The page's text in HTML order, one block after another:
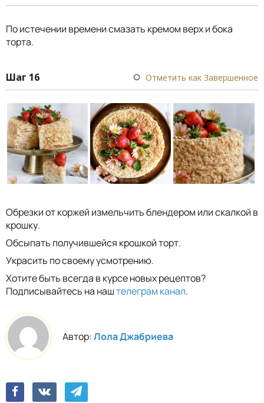
По истечении времени смазать кремом верх и бока
торта.
Шаг 16 Отметить как Завершенное
Обрезки от коржей измельчить блендером или скалкой в
крошку.
Обсыпать получившейся крошкой торт.
Украсить по своему усмотрению.
Хотите быть всегда в курсе новых рецептов?
Подписывайтесь на наштелеграм канал.
Автор:Лола Джабриева